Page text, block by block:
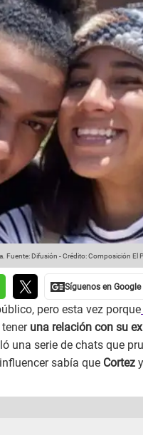
Fuente: Difusión -Crédito: Composición El
pero esta vez porque
una relación con su
una serie de chats que
sabía que Cortez